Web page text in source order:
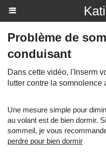
Problème de
conduisant
Dans cette vidéo, l'Inserm
lutter contre la somnolence
Une mesure simple pour
au volant est de bien dormir.
sommeil, je vous
perdre pour bien dormir